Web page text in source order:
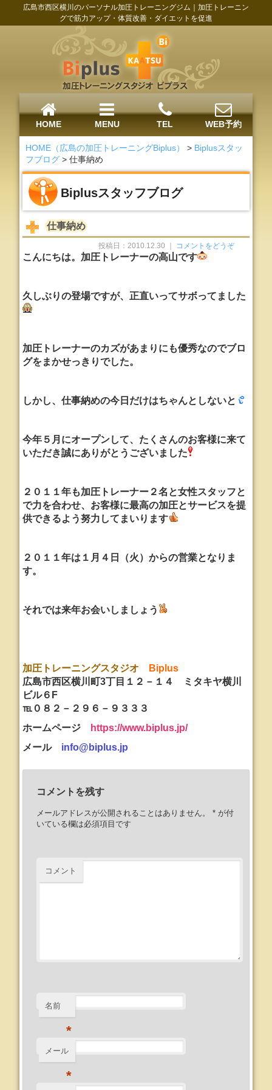
広島市西区横川のパーソナル加圧トレーニングジム｜加圧トレーニン
グで筋力アップ・体質改善・ダイエットを促進
HOME MENU TEL WEB予約
HOME（広島の加圧トレーニングBiplus） > Biplusスタッ
フブログ >仕事納め
Biplusスタッフブログ
仕事納め
投稿日：2010.12.30 ｜ コメントをどうぞ
こんにちは。加圧トレーナーの高山です
久しぶりの登場ですが、正直いってサボってました
加圧トレーナーのカズがあまりにも優秀なのでブロ
グをまかせっきりでした。
しかし、仕事納めの今日だけはちゃんとしないと
今年５月にオープンして、たくさんのお客様に来て
いただき誠にありがとうございました
２０１１年も加圧トレーナー２名と女性スタッフと
で力を合わせ、お客様に最高の加圧とサービスを提
供できるよう努力してまいります
２０１１年は１月４日（火）からの営業となりま
す。
それでは来年お会いしましょう
加圧トレーニングスタジオ
Biplus
広島市西区横川町3丁目１２－１４ ミタキヤ横川
ビル６F
℡０８２－２９６－９３３３
ホームページ
https://www.biplus.jp/
メール
info@biplus.jp
コメントを残す
メールアドレスが公開されることはありません。 *が付
いている欄は必須項目です
コメント
名前
*
メール
*